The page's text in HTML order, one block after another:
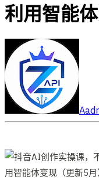
利用智能
A